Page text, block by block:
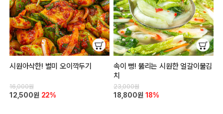
시원아삭한! 별미 오이깍두기
16,000원
12,500원 22%
속이 뻥! 뚫리는 시원한 얼갈이물김
치
23,000원
18,800원 18%